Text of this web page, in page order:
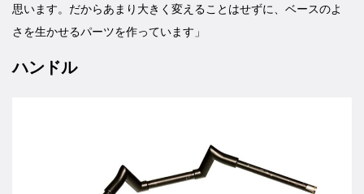
思います。だからあまり大きく変えることはせずに、ベースのよ
さを生かせるパーツを作っています」
ハンドル